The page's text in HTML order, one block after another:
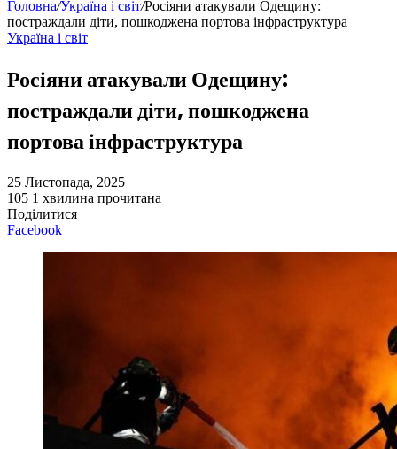
Головна/Україна і світ/Росіяни атакували Одещину:
постраждали діти, пошкоджена портова інфраструктура
Україна і світ
Росіяни атакували Одещину:
постраждали діти, пошкоджена
портова інфраструктура
25 Листопада, 2025
105 1 хвилина прочитана
Поділитися
Facebook